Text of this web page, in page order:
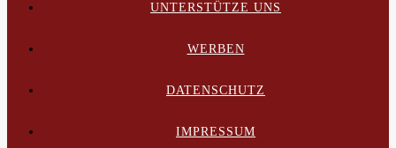
UNTERSTÜTZE UNS
WERBEN
DATENSCHUTZ
IMPRESSUM